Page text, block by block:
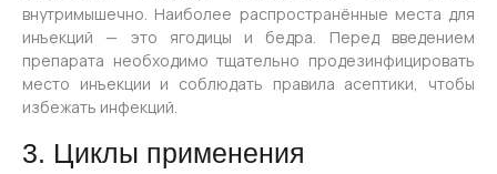
внутримышечно. Наиболее распространённые места для
инъекций — это ягодицы и бедра. Перед введением
препарата необходимо тщательно продезинфицировать
место инъекции и соблюдать правила асептики, чтобы
избежать инфекций.
3. Циклы применения